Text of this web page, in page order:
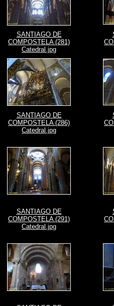
SANTIAGO DE
COMPOSTELA (281)
Catedral.jpg
SANTIAGO DE
COMPOSTELA (286)
Catedral.jpg
SANTIAGO DE
COMPOSTELA (291)
Catedral.jpg